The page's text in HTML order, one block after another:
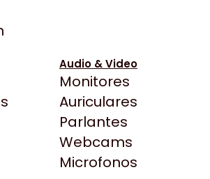
Audio & Video
Monitores
Auriculares
Parlantes
Webcams
Microfonos
3200MHZ 16GB DATO
la página de Integrados